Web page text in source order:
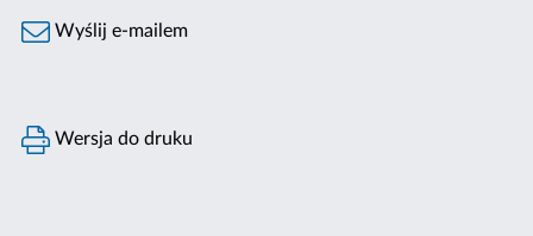
Wyślij e-mailem
Wersja do druku